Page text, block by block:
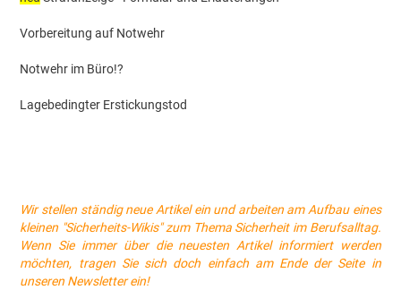
Vorbereitung auf Notwehr
Notwehr im Büro!?
Lagebedingter Erstickungstod
Wir stellen ständig neue Artikel ein und arbeiten am Aufbau eines
kleinen "Sicherheits-Wikis" zum Thema Sicherheit im Berufsalltag.
Wenn Sie immer über die neuesten Artikel informiert werden
möchten, tragen Sie sich doch einfach am Ende der Seite in
unseren Newsletter ein!